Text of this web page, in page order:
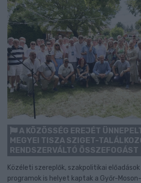
A KÖZÖSSÉG EREJÉT
MEGYEI TISZA SZIGET-
RENDSZERVÁLTÓ ÖSSZEFOGÁST
Közéleti szereplők, szakpolitikai
programok is helyet kaptak a Győr-